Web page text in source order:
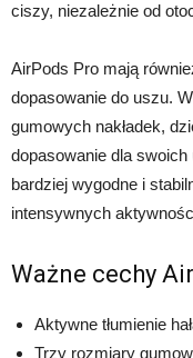
ciszy, niezależnie od
AirPods Pro mają
dopasowanie do uszu.
gumowych nakładek,
dopasowanie dla
bardziej wygodne i
intensywnych
Ważne cechy
Aktywne tłumienie
Trzy rozmiary